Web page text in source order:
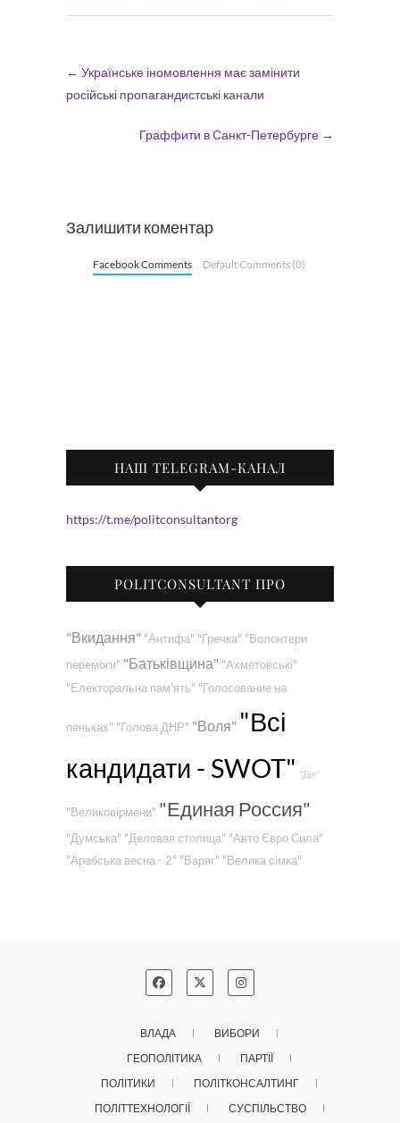
← Українське іномовлення має замінити
російські пропагандистські канали
Граффити в Санкт-Петербурге →
Залишити коментар
Facebook Comments Default Comments (0)
НАШ TELEGRAM-КАНАЛ
https://t.me/politconsultantorg
POLITCONSULTANT ПРО
"Вкидання" "Антифа" "Гречка" "Волонтери
перемоги" "Батьківщина" "Ахметовські"
"Електоральна пам'ять" "Голосование на
пеньках" "Голова ДНР" "Воля" "Всі
кандидати - SWOT" "Дія"
"Великовірмени" "Единая Россия"
"Думська" "Деловая столица" "Авто Євро Сила"
"Арабська весна - 2" "Варяг" "Велика сімка"
ВЛАДА
ВИБОРИ
ГЕОПОЛІТИКА
ПАРТІЇ
ПОЛІТИКИ
ПОЛІТКОНСАЛТИНГ
ПОЛІТТЕХНОЛОГІЇ
СУСПІЛЬСТВО